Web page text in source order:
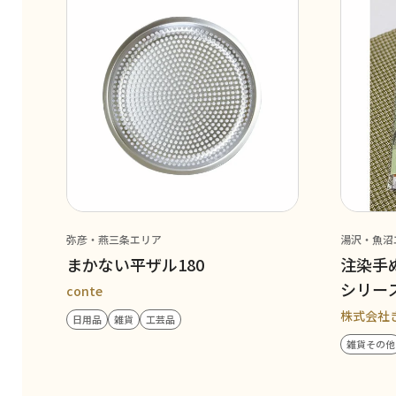
弥彦・燕三条エリア
まかない平ザル180
conte
日用品 雑貨 工芸品
湯沢・魚
注染
シリ
株式会社
雑貨その他